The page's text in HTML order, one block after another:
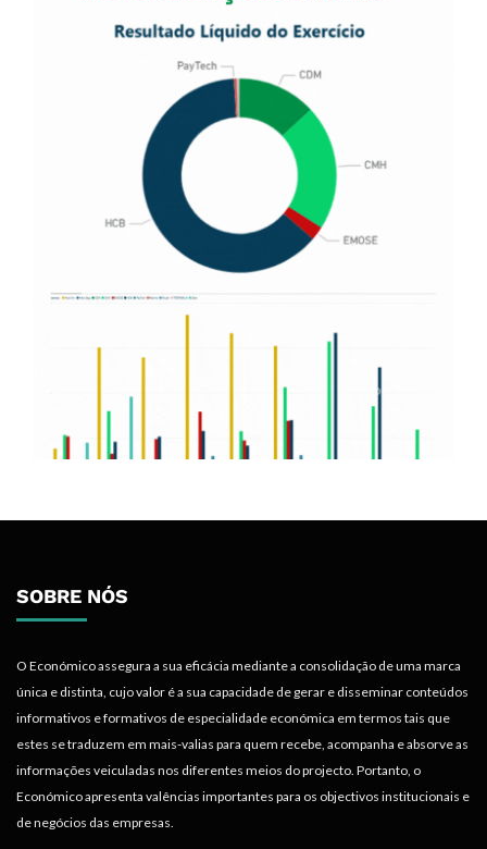
SOBRE NÓS
O Económico assegura a sua eficácia mediante a consolidação de uma marca
única e distinta, cujo valor é a sua capacidade de gerar e disseminar conteúdos
informativos e formativos de especialidade económica em termos tais que
estes se traduzem em mais-valias para quem recebe, acompanha e absorve as
informações veiculadas nos diferentes meios do projecto. Portanto, o
Económico apresenta valências importantes para os objectivos institucionais e
de negócios das empresas.